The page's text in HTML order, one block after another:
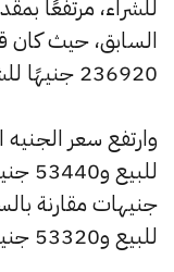
236920 جنيهًا للشراء.
للبيع و53320 جنيهًا للشراء.